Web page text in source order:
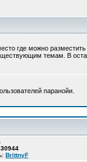
где можно
темам. В
паранойи.
BrittnyF